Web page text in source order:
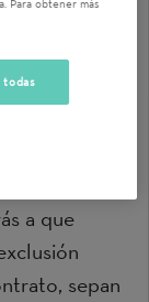
a que
sepan
Para obtener más
todas